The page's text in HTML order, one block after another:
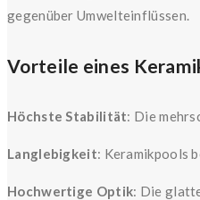
gegenüber Umwelteinflüssen.
Vorteile eines
Höchste Stabilität: Die
Langlebigkeit: Keramikpools
Hochwertige Optik: Die